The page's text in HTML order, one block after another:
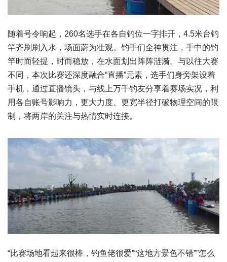
随着号令响起，260名选手在各自钓位一字排开，4.5米台钓
竿齐刷刷入水，场面蔚为壮观。钓手们全神贯注，手中的钓
竿时而轻提，时而稳放，在水面划出阵阵涟漪。与以往大赛
不同，本次比赛还深度融合“直播”元素，选手们身旁架设着
手机，通过直播镜头，与线上万千钓友分享着赛场实况，利
用各自账号影响力，更大力度、更宽半径打破物理空间的限
制，将两岸的关注与热情实时连接。
“比赛场地看起来很棒，钓鱼佬很爱”“这地方景色不错””怎么